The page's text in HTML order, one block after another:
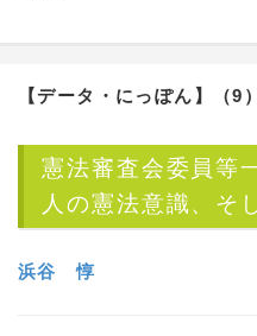
【データ・にっぽん】 （9）
憲法審査会委員等
人の憲法意識、そ
浜谷 惇